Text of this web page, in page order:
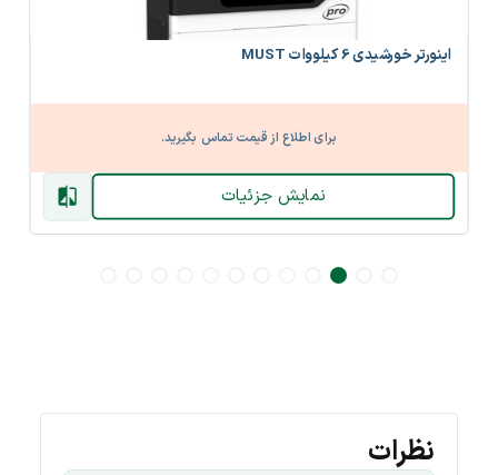
اینورتر خورشیدی 6 کیلووات MUST
برای اطلاع از قیمت تماس بگیرید.
نمایش جزئیات
نظرات